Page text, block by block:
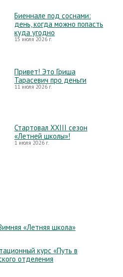
Биеннале под соснами:
день, когда можно попасть
куда угодно
15 июля 2026 г.
Привет! Это Гриша
Тарасевич про деньги
11 июля 2026 г.
Стартовал XXIII сезон
«Летней школы»!
1 июля 2026 г.
«Летняя школа»
курс «Путь в
отделения